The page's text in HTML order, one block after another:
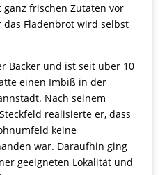
frischen Zutaten vor
Fladenbrot wird selbst
Bäcker und ist seit über 10
einen Imbiß in der
Nach seinem
realisierte er, dass
keine
war. Daraufhin ging
geeigneten Lokalität und